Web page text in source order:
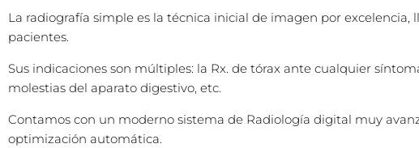
La radiografía simple es la técnica inicial de imagen por excelencia,
pacientes.
Sus indicaciones son múltiples: la Rx. de tórax ante cualquier
molestias del aparato digestivo, etc.
Contamos con un moderno sistema de Radiología digital muy
optimización automática.